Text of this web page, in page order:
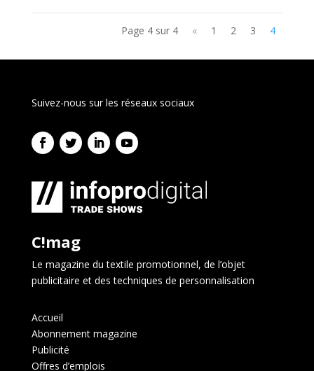
Page 4 sur 4 « 1 2 3 4
Suivez-nous sur les réseaux sociaux
C!mag
Le magazine du textile promotionnel, de l’objet
publicitaire et des techniques de personnalisation
Accueil
Abonnement magazine
Publicité
Offres d’emplois